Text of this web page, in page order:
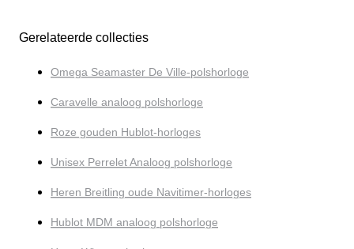
Gerelateerde collecties
Omega Seamaster De Ville-polshorloge
Caravelle analoog polshorloge
Roze gouden Hublot-horloges
Unisex Perrelet Analoog polshorloge
Heren Breitling oude Navitimer-horloges
Hublot MDM analoog polshorloge